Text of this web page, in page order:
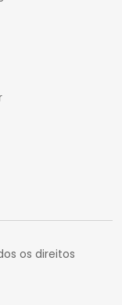
os direitos